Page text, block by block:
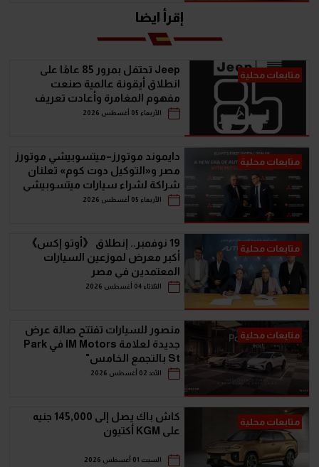
إقرأ ايضا
متابعات محلية
Jeep تحتفل بمرور 85 عامًا على
انطلاق أيقونة عالمية صنعت
مفهوم المغامرة وأعادت تعريف
سيارات الـ SUV
الأربعاء 05 أغسطس 2026
متابعات محلية
دايموند موتورز–ميتسوبيشي موتورز
مصر و«التوكيل دوت كوم» تعلنان
شراكة لشراء سيارات ميتسوبيشي
أونلاين
الأربعاء 05 أغسطس 2026
متابعات محلية
19 نوفمبر.. إنطلاق 《أوتو إكس》
أكبر معرض لموزعين السيارات
المعتمدين في مصر
الثلاثاء 04 أغسطس 2026
متابعات محلية
منصور للسيارات تفتتح صالة عرض
جديدة لعلامة IM Motors في Park
St بالتجمع الخامس"
الأحد 02 أغسطس 2026
متابعات محلية
كاش باك يصل إلى 145,000 جنيه
على KGM أكتيون
السبت 01 أغسطس 2026